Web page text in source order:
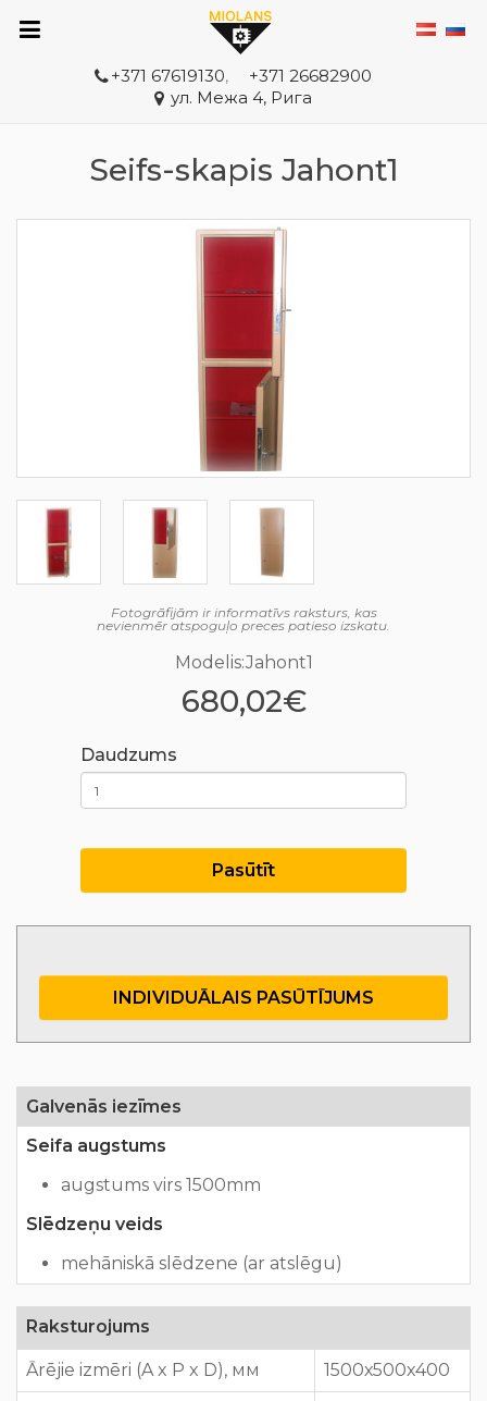
+371 67619130,
+371 26682900
ул. Межа 4, Рига
Seifs-skapis Jahont1
Fotogrāfijām ir informatīvs raksturs, kas
nevienmēr atspoguļo preces patieso izskatu.
Modelis:Jahont1
680,02€
Daudzums
Pasūtīt
INDIVIDUĀLAIS PASŪTĪJUMS
Galvenās iezīmes
Seifa augstums
augstums virs 1500mm
Slēdzeņu veids
mehāniskā slēdzene (ar atslēgu)
Raksturojums
Ārējie izmēri (A x P x D), мм 1500х500х400